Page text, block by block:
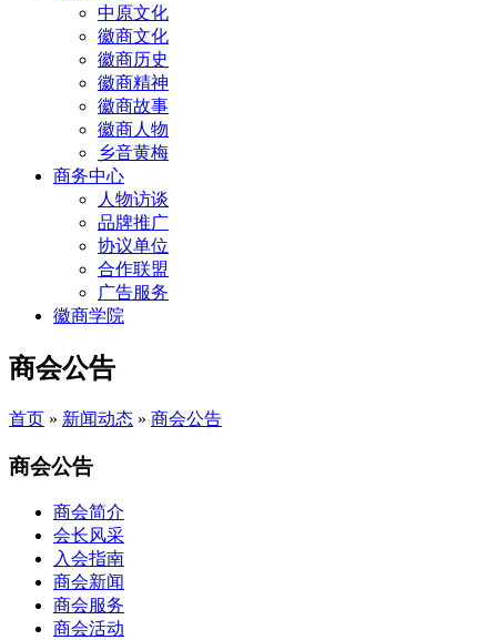
中原文化
徽商文化
徽商历史
徽商精神
徽商故事
徽商人物
乡音黄梅
商务中心
人物访谈
品牌推广
协议单位
合作联盟
广告服务
徽商学院
商会公告
首页 » 新闻动态 » 商会公告
商会公告
商会简介
会长风采
入会指南
商会新闻
商会服务
商会活动